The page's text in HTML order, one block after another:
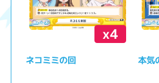
x4
ネコミミの回 本気